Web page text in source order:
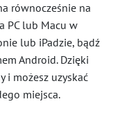
równocześnie na
PC lub Macu w
lub iPadzie, bądź
Android. Dzięki
i możesz uzyskać
miejsca.